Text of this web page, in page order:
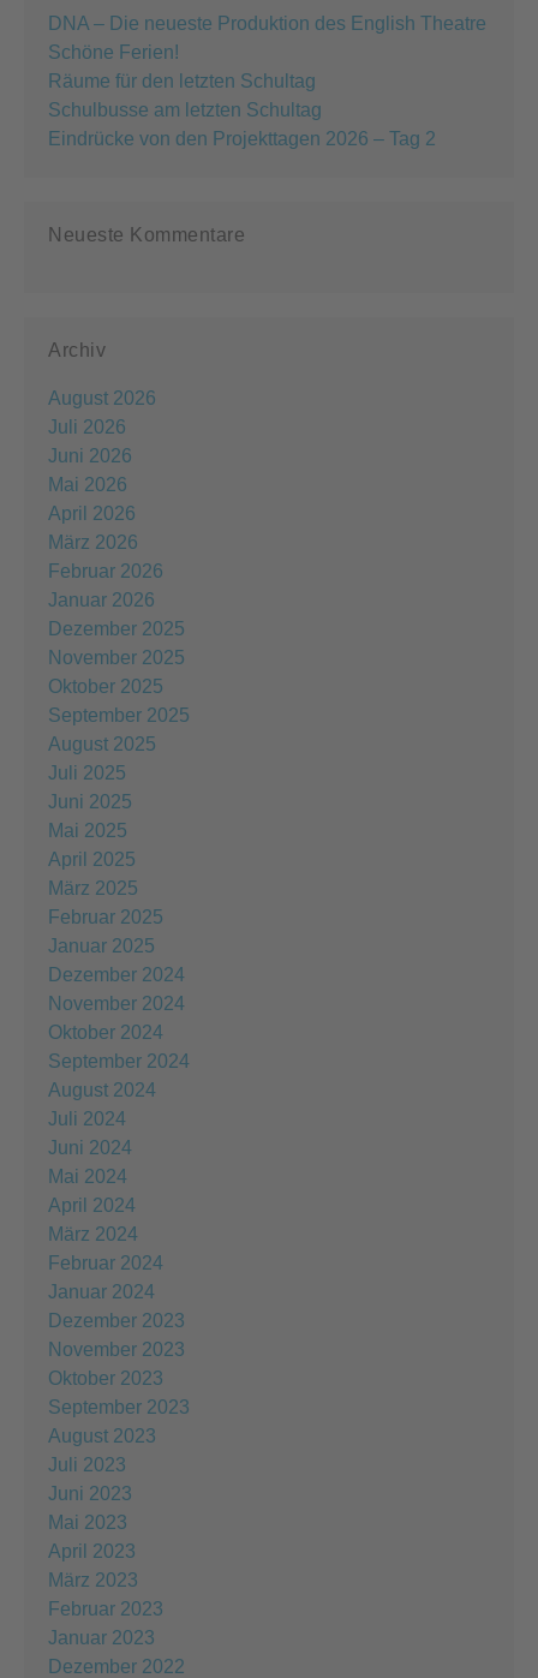
DNA – Die neueste Produktion des English Theatre
Schöne Ferien!
Räume für den letzten Schultag
Schulbusse am letzten Schultag
Eindrücke von den Projekttagen 2026 – Tag 2
Neueste Kommentare
Archiv
August 2026
Juli 2026
Juni 2026
Mai 2026
April 2026
März 2026
Februar 2026
Januar 2026
Dezember 2025
November 2025
Oktober 2025
September 2025
August 2025
Juli 2025
Juni 2025
Mai 2025
April 2025
März 2025
Februar 2025
Januar 2025
Dezember 2024
November 2024
Oktober 2024
September 2024
August 2024
Juli 2024
Juni 2024
Mai 2024
April 2024
März 2024
Februar 2024
Januar 2024
Dezember 2023
November 2023
Oktober 2023
September 2023
August 2023
Juli 2023
Juni 2023
Mai 2023
April 2023
März 2023
Februar 2023
Januar 2023
Dezember 2022